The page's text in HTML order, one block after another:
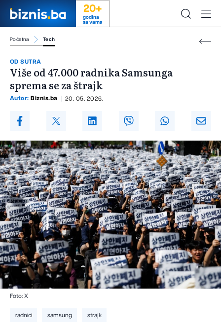
20+
godina
sa vama
Početna Tech
OD SUTRA
Više od 47.000 radnika Samsunga
sprema se za štrajk
Autor: Biznis.ba 20. 05. 2026.
Foto: X
radnici samsung strajk